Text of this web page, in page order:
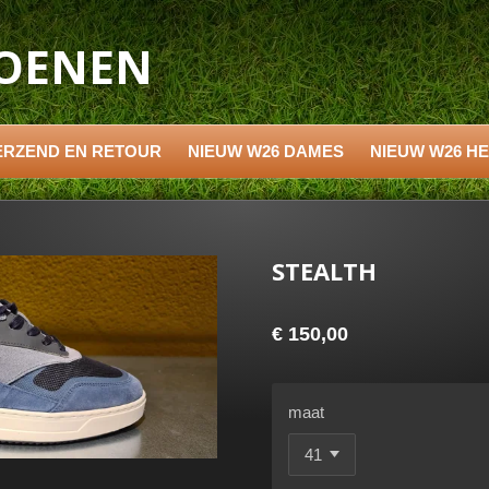
EN RETOUR NIEUW W26 DAMES NIEUW W26
STEALTH
€ 150,00
maat